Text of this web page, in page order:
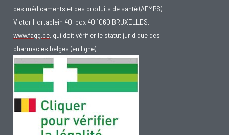
des médicaments et des produits de santé (AFMPS)
Victor Hortaplein 40, box 40 1060 BRUXELLES,
www.fagg.be, qui doit vérifier le statut juridique des
pharmacies belges (en ligne).